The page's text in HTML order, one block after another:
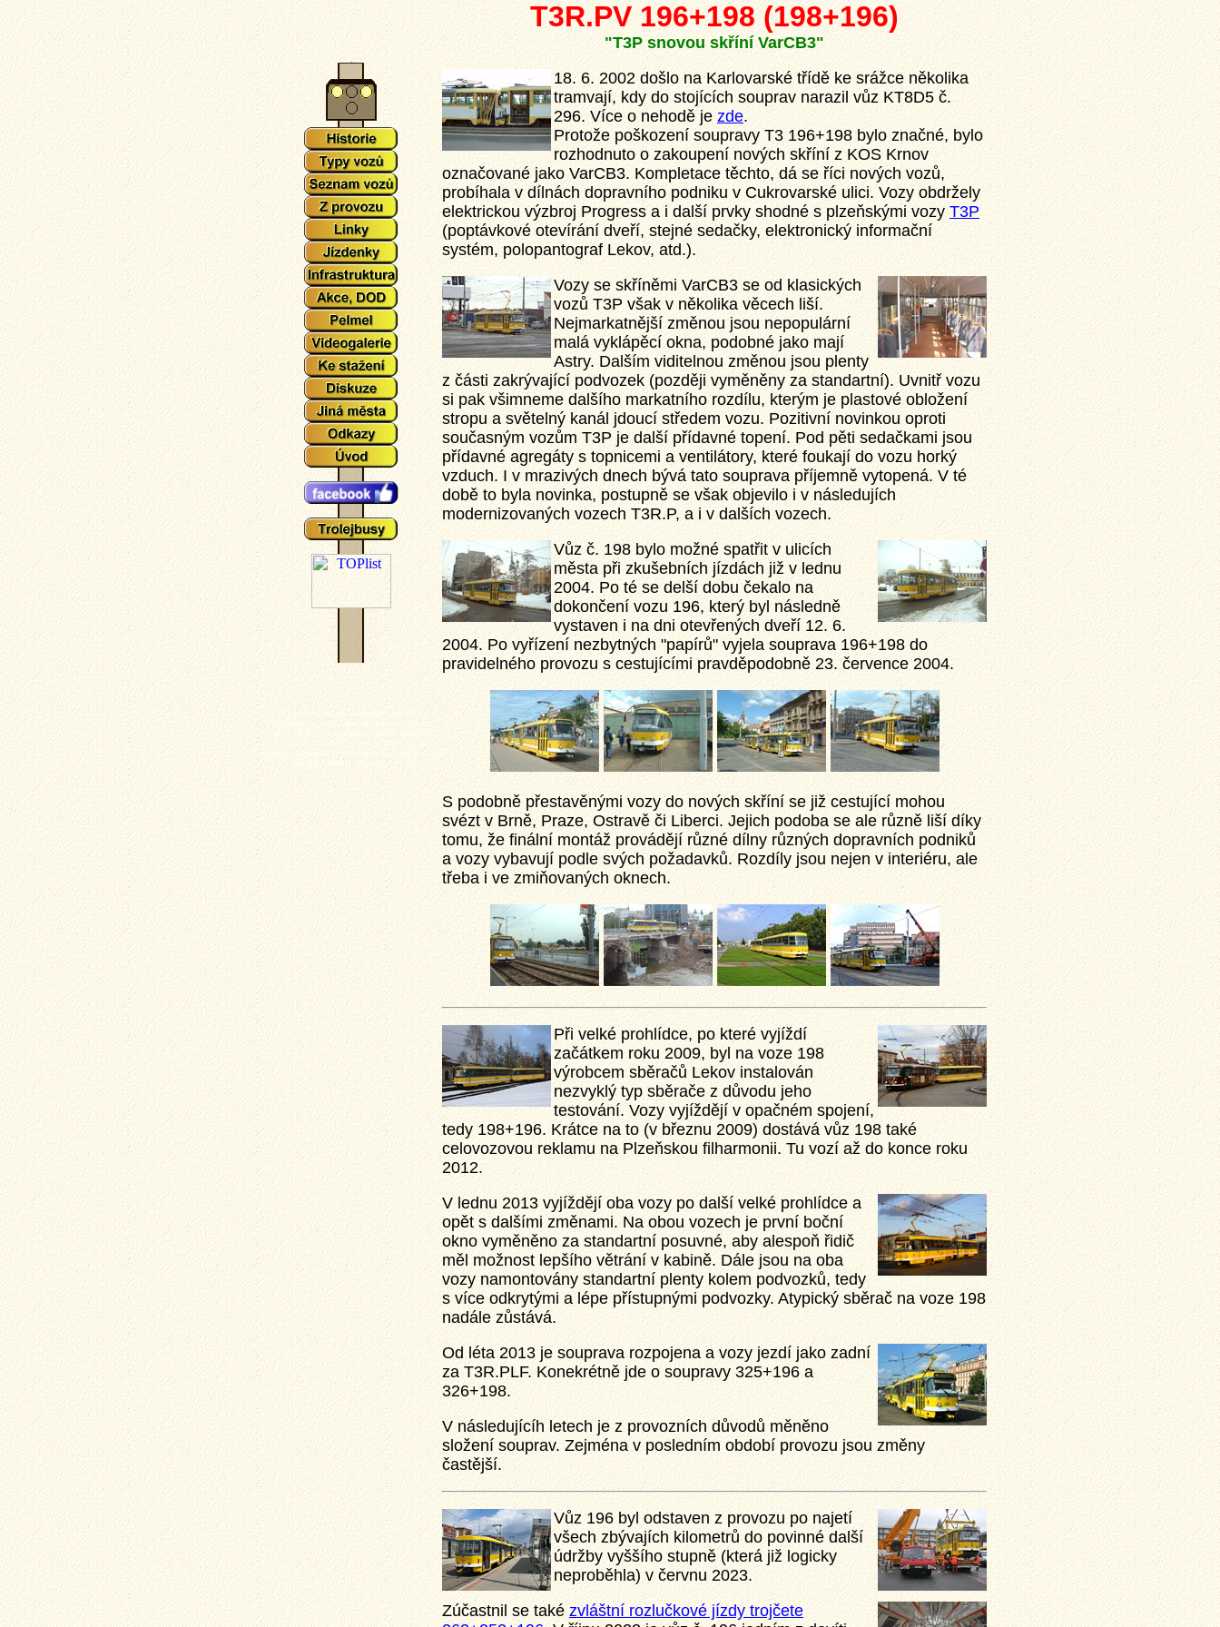
Plzeňské tramvaje - aktuální události a
zajímavosti z plzeňského tramvajové provozu,
popisy typů vozů a zejména mnoho aktuálních
fotografií plzeňských tramvají (nechybí ani
výluky, vykolejení či povodně a další zajímavotsi
z plzeňské MHD). Tramvaj - Plzeň.
T3R.PV 196+198 (198+196)
"T3P snovou skříní VarCB3"
18. 6. 2002 došlo na Karlovarské třídě ke srážce několika
tramvají, kdy do stojících souprav narazil vůz KT8D5 č.
296. Více o nehodě jezde.
Protože poškození soupravy T3 196+198 bylo značné, bylo
rozhodnuto o zakoupení nových skříní z KOS Krnov
označované jako VarCB3. Kompletace těchto, dá se říci nových vozů,
probíhala v dílnách dopravního podniku v Cukrovarské ulici. Vozy obdržely
elektrickou výzbroj Progress a i další prvky shodné s plzeňskými vozyT3P
(poptávkové otevírání dveří, stejné sedačky, elektronický informační
systém, polopantograf Lekov, atd.).
Vozy se skříněmi VarCB3 se od klasických
vozů T3P však v několika věcech liší.
Nejmarkatnější změnou jsou nepopulární
malá vyklápěcí okna, podobné jako mají
Astry. Dalším viditelnou změnou jsou plenty
z části zakrývající podvozek (později vyměněny za standartní). Uvnitř vozu
si pak všimneme dalšího markatního rozdílu, kterým je plastové obložení
stropu a světelný kanál jdoucí středem vozu. Pozitivní novinkou oproti
současným vozům T3P je další přídavné topení. Pod pěti sedačkami jsou
přídavné agregáty s topnicemi a ventilátory, které foukají do vozu horký
vzduch. I v mrazivých dnech bývá tato souprava příjemně vytopená. V té
době to byla novinka, postupně se však objevilo i v následujích
modernizovaných vozech T3R.P, a i v dalších vozech.
Vůz č. 198 bylo možné spatřit v ulicích
města při zkušebních jízdách již v lednu
2004. Po té se delší dobu čekalo na
dokončení vozu 196, který byl následně
vystaven i na dni otevřených dveří 12. 6.
2004. Po vyřízení nezbytných "papírů" vyjela souprava 196+198 do
pravidelného provozu s cestujícími pravděpodobně 23. července 2004.
S podobně přestavěnými vozy do nových skříní se již cestující mohou
svézt v Brně, Praze, Ostravě či Liberci. Jejich podoba se ale různě liší díky
tomu, že finální montáž provádějí různé dílny různých dopravních podniků
a vozy vybavují podle svých požadavků. Rozdíly jsou nejen v interiéru, ale
třeba i ve zmiňovaných oknech.
Při velké prohlídce, po které vyjíždí
začátkem roku 2009, byl na voze 198
výrobcem sběračů Lekov instalován
nezvyklý typ sběrače z důvodu jeho
testování. Vozy vyjíždějí v opačném spojení,
tedy 198+196. Krátce na to (v březnu 2009) dostává vůz 198 také
celovozovou reklamu na Plzeňskou filharmonii. Tu vozí až do konce roku
2012.
V lednu 2013 vyjíždějí oba vozy po další velké prohlídce a
opět s dalšími změnami. Na obou vozech je první boční
okno vyměněno za standartní posuvné, aby alespoň řidič
měl možnost lepšího větrání v kabině. Dále jsou na oba
vozy namontovány standartní plenty kolem podvozků, tedy
s více odkrytými a lépe přístupnými podvozky. Atypický sběrač na voze 198
nadále zůstává.
Od léta 2013 je souprava rozpojena a vozy jezdí jako zadní
za T3R.PLF. Konekrétně jde o soupravy 325+196 a
326+198.
V následujícíh letech je z provozních důvodů měněno
složení souprav. Zejména v posledním období provozu jsou změny
častější.
Vůz 196 byl odstaven z provozu po najetí
všech zbývajích kilometrů do povinné další
údržby vyššího stupně (která již logicky
neproběhla) v červnu 2023.
Zúčastnil se takézvláštní rozlučkové jízdy trojčete